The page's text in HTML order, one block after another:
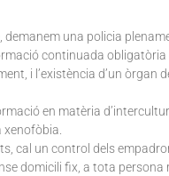
demanem una policia
continuada
i l’existència d’un
en matèria
xenofòbia.
cal un control dels
domicili fix, a tota